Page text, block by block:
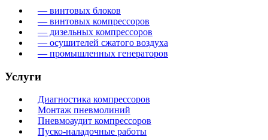
— винтовых блоков
— винтовых компрессоров
— дизельных компрессоров
— осушителей сжатого воздуха
— промышленных генераторов
Услуги
Диагностика компрессоров
Монтаж пневмолиний
Пневмоаудит компрессоров
Пуско-наладочные работы